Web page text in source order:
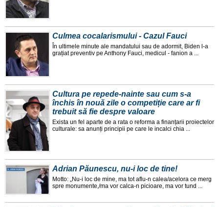
Culmea cocalarismului - Cazul Fauci
În ultimele minute ale mandatului sau de adormit, Biden l-a
grațiat preventiv pe Anthony Fauci, medicul - fanion a ...
Cultura pe repede-nainte sau cum s-a
închis în nouă zile o competiție care ar fi
trebuit să fie despre valoare
Exista un fel aparte de a rata o reforma a finanțarii proiectelor
culturale: sa anunți principii pe care le incalci chia ...
Adrian Păunescu, nu-i loc de tine!
Motto: „Nu-i loc de mine, ma tot aflu-n calea/acelora ce merg
spre monumente,/ma vor calca-n picioare, ma vor tund ...